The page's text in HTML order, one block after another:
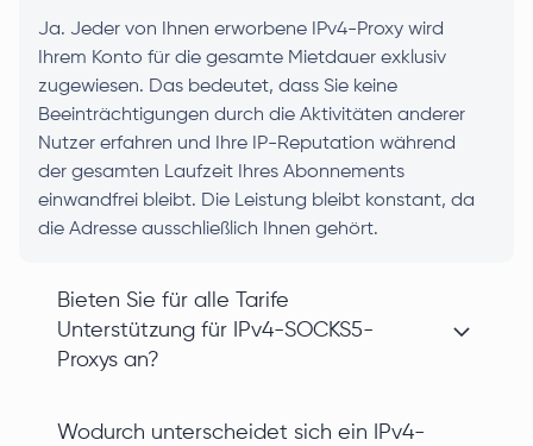
Ja. Jeder von Ihnen erworbene IPv4-Proxy wird
Ihrem Konto für die gesamte Mietdauer exklusiv
zugewiesen. Das bedeutet, dass Sie keine
Beeinträchtigungen durch die Aktivitäten anderer
Nutzer erfahren und Ihre IP-Reputation während
der gesamten Laufzeit Ihres Abonnements
einwandfrei bleibt. Die Leistung bleibt konstant, da
die Adresse ausschließlich Ihnen gehört.
Bieten Sie für alle Tarife
Unterstützung für IPv4-SOCKS5-
Proxys an?
Wodurch unterscheidet sich ein IPv4-